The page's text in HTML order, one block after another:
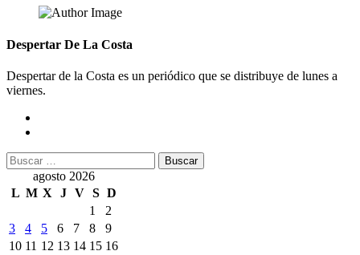
Despertar De La Costa
Despertar de la Costa es un periódico que se distribuye de lunes a
viernes.
Buscar:
agosto 2026
L M X J V S D
1
2
3
4 5 6 7 8
9
10 11 12 13 14 15 16